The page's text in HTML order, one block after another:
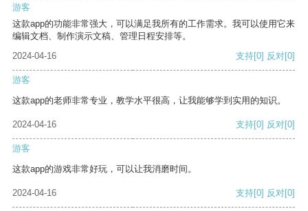
游客
这款app的功能非常强大，可以满足我所有的工作需求。我可以使用它来
编辑文档、制作演示文稿、管理日程安排等。
2024-04-16
支持[0] 反对[0]
游客
这款app的老师非常专业，教学水平很高，让我能够学到实用的知识。
2024-04-16 支持[0] 反对[0]
游客
这款app的游戏非常好玩，可以让我消磨时间。
2024-04-16 支持[0] 反对[0]